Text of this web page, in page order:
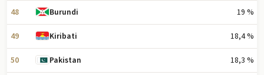
48 Burundi 19 %
49 Kiribati 18,4 %
50 Pakistan 18,3 %